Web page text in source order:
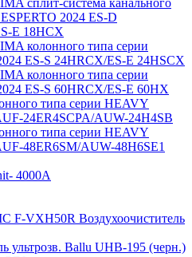
сплит-система канального
2024 ES-D
E 18HСX
колонного типа серии
ES-S 24HRCX/ES-E 24HSCX
колонного типа серии
ES-S 60HRCX/ES-E 60HX
типа серии HEAVY
24ER4SCPA/AUW-24H4SB
типа серии HEAVY
48ER6SM/AUW-48H6SE1
4000A
F-VXH50R Воздухоочиститель
ультрозв. Ballu UHB-195 (черн.)